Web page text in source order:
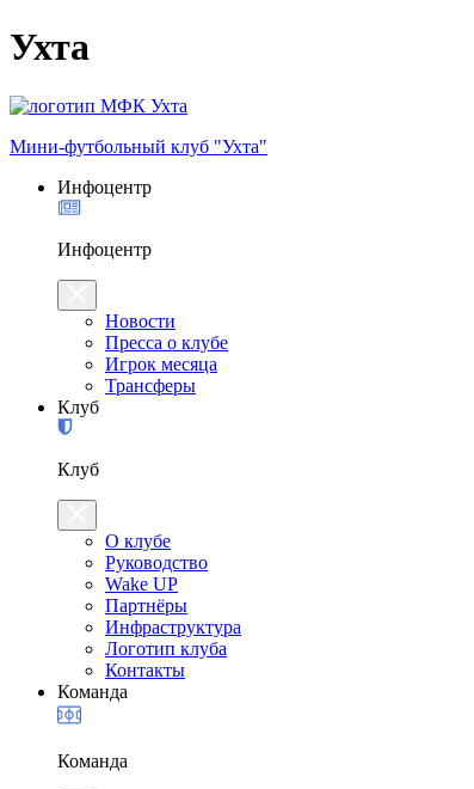
Ухта
Мини-футбольный клуб "Ухта"
Инфоцентр
Инфоцентр
Новости
Пресса о клубе
Игрок месяца
Трансферы
Клуб
Клуб
О клубе
Руководство
Wake UP
Партнёры
Инфраструктура
Логотип клуба
Контакты
Команда
Команда